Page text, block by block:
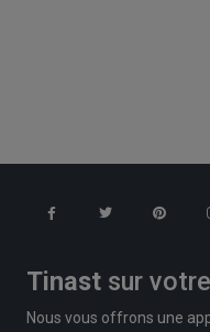
Tinast sur
Nous vous offrons une